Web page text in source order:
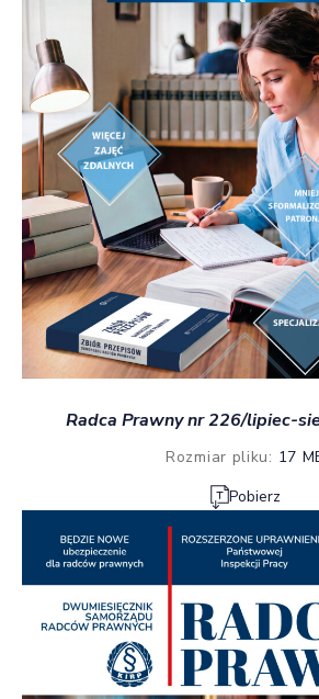
Radca Prawny nr 226/lipiec-
Rozmiar pliku: 17
Pobierz